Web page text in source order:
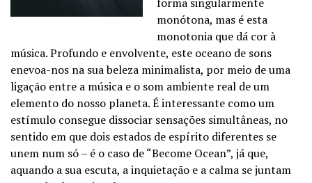
monótona, mas é esta
monotonia que dá cor à
música. Profundo e envolvente, este oceano de sons
enevoa-nos na sua beleza minimalista, por meio de uma
ligação entre a música e o som ambiente real de um
elemento do nosso planeta. É interessante como um
estímulo consegue dissociar sensações simultâneas, no
sentido em que dois estados de espírito diferentes se
unem num só – é o caso de “Become Ocean”, já que,
aquando a sua escuta, a inquietação e a calma se juntam